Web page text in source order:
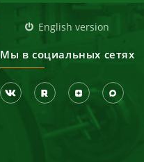
English version
Мы в социальных сетях